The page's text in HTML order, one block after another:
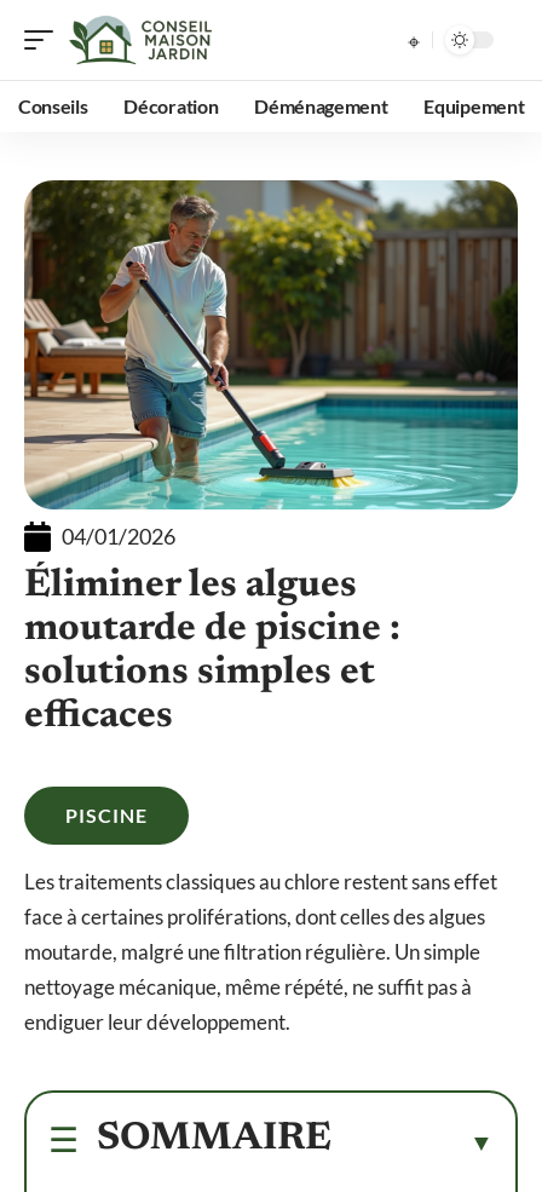
Conseils Décoration Déménagement Equipement
04/01/2026
Éliminer les algues
moutarde de piscine :
solutions simples et
efficaces
PISCINE
Les traitements classiques au chlore restent sans effet
face à certaines proliférations, dont celles des algues
moutarde, malgré une filtration régulière. Un simple
nettoyage mécanique, même répété, ne suffit pas à
endiguer leur développement.
SOMMAIRE